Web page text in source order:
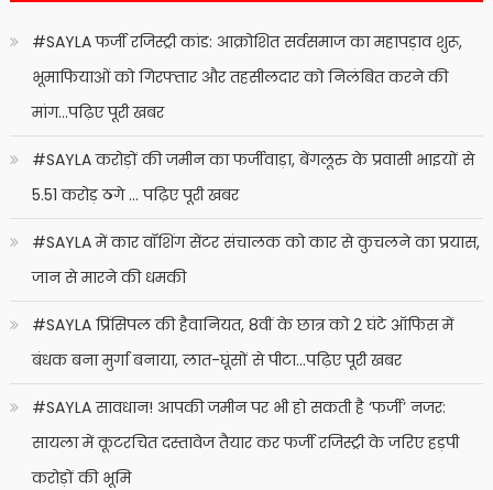
#SAYLA फर्जी रजिस्ट्री कांड: आक्रोशित सर्वसमाज का महापड़ाव शुरू,
भूमाफियाओं को गिरफ्तार और तहसीलदार को निलंबित करने की
मांग…पढ़िए पूरी खबर
#SAYLA करोड़ों की जमीन का फर्जीवाड़ा, बेंगलूरु के प्रवासी भाइयों से
5.51 करोड़ ठगे … पढ़िए पूरी खबर
#SAYLA में कार वॉशिंग सेंटर संचालक को कार से कुचलने का प्रयास,
जान से मारने की धमकी
#SAYLA प्रिंसिपल की हैवानियत, 8वीं के छात्र को 2 घंटे ऑफिस में
बंधक बना मुर्गा बनाया, लात-घूंसों से पीटा…पढ़िए पूरी खबर
#SAYLA सावधान! आपकी जमीन पर भी हो सकती है ‘फर्जी’ नजर:
सायला में कूटरचित दस्तावेज तैयार कर फर्जी रजिस्ट्री के जरिए हड़पी
करोड़ों की भूमि